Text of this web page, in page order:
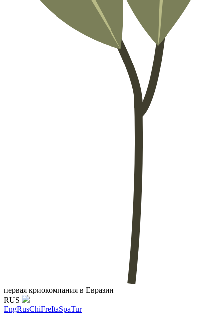
первая криокомпания в Евразии
RUS
EngRusChiFreItaSpaTur